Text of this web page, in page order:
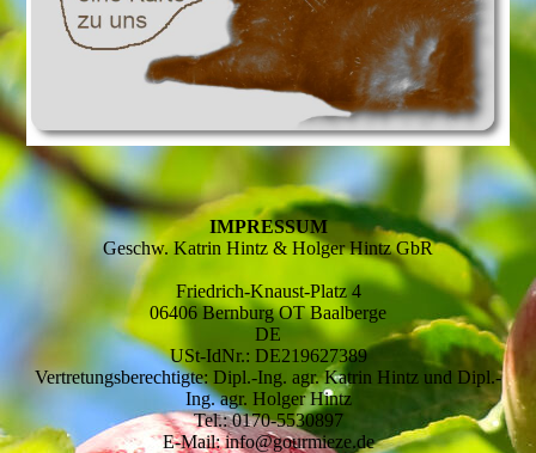
IMPRESSUM
Geschw. Katrin Hintz & Holger Hintz GbR
Friedrich-Knaust-Platz 4
06406 Bernburg OT Baalberge
DE
USt-IdNr.: DE219627389
Vertretungsberechtigte: Dipl.-Ing. agr. Katrin Hintz und Dipl.-
Ing. agr. Holger Hintz
Tel.: 0170-5530897
E-Mail: info@gourmieze.de